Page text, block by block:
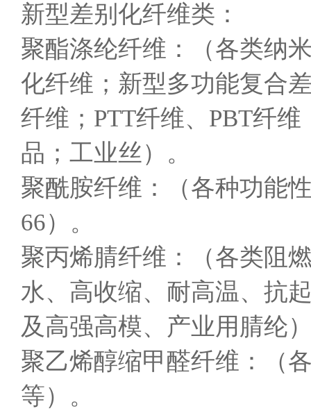
新型差别化纤维类：
聚酯涤纶纤维：（各类纳
化纤维；新型多功能复合
纤维；PTT纤维、PBT纤
品；工业丝）。
聚酰胺纤维：（各种功能
66）。
聚丙烯腈纤维：（各类阻
水、高收缩、耐高温、抗
及高强高模、产业用腈纶
聚乙烯醇缩甲醛纤维：（
等）。